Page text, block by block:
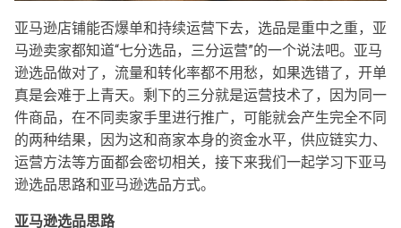
亚马逊店铺能否爆单和持续运营下去，选品是重中之重，亚
马逊卖家都知道“七分选品，三分运营”的一个说法吧。亚马
逊选品做对了，流量和转化率都不用愁，如果选错了，开单
真是会难于上青天。剩下的三分就是运营技术了，因为同一
件商品，在不同卖家手里进行推广，可能就会产生完全不同
的两种结果，因为这和商家本身的资金水平，供应链实力、
运营方法等方面都会密切相关，接下来我们一起学习下亚马
逊选品思路和亚马逊选品方式。
亚马逊选品思路